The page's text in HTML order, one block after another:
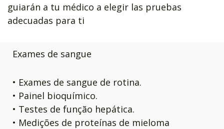
guiarán a tu médico a elegir las pruebas
adecuadas para ti
Exames de sangue
• Exames de sangue de rotina.
• Painel bioquímico.
• Testes de função hepática.
• Medições de proteínas de mieloma